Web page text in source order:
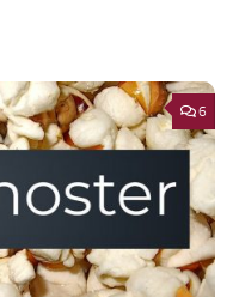
6